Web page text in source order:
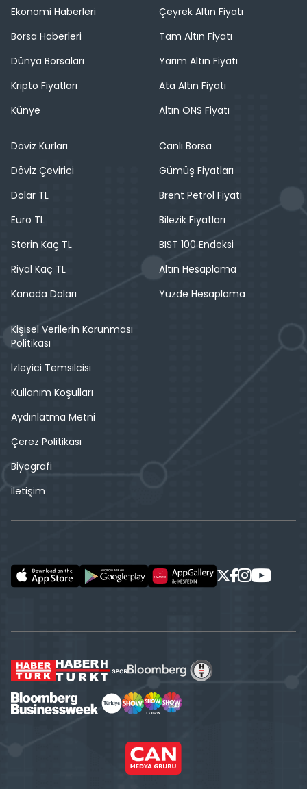
Ekonomi Haberleri
Borsa Haberleri
Dünya Borsaları
Kripto Fiyatları
Künye
Çeyrek Altın Fiyatı
Tam Altın Fiyatı
Yarım Altın Fiyatı
Ata Altın Fiyatı
Altın ONS Fiyatı
Döviz Kurları
Döviz Çevirici
Dolar TL
Euro TL
Sterin Kaç TL
Riyal Kaç TL
Kanada Doları
Canlı Borsa
Gümüş Fiyatları
Brent Petrol Fiyatı
Bilezik Fiyatları
BIST 100 Endeksi
Altın Hesaplama
Yüzde Hesaplama
Kişisel Verilerin Korunması
Politikası
İzleyici Temsilcisi
Kullanım Koşulları
Aydınlatma Metni
Çerez Politikası
Biyografi
İletişim